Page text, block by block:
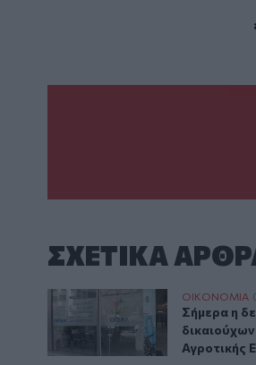
ΣΧΕΤΙΚA
Σήμερα η δεύτερη πληρωμή
ΟΙΚΟΝΟΜΙΑ
Σήμερα η
Σήμερα η
Αγροτικής